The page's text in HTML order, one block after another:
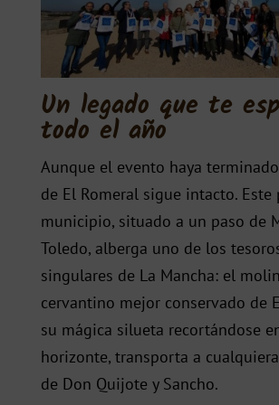
Un legado que te
todo el año
Aunque el evento haya
de El Romeral sigue intacto. Este
municipio, situado a un paso de
Toledo, alberga uno de los
singulares de La Mancha: el
cervantino mejor conservado de
su mágica silueta recortándose
horizonte, transporta a
de Don Quijote y Sancho.